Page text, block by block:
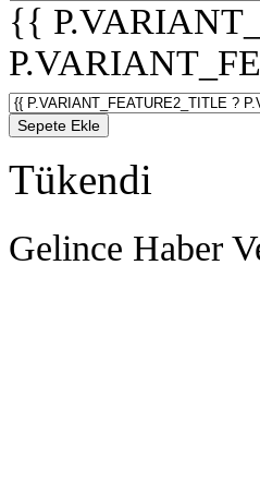
{{
Sepete Ekle
Tükendi
Gelince Haber